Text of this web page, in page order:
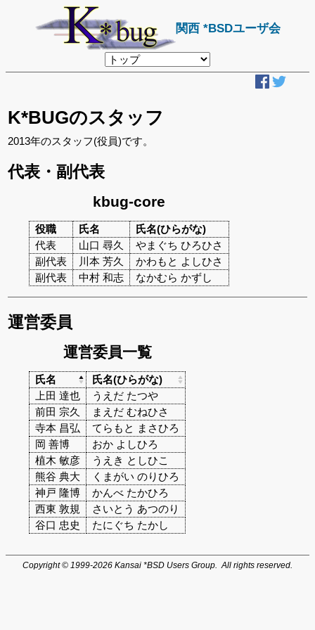
関西 *BSDユーザ会
リ
ン
ー
ジ
K*BUGのスタッフ
2013年のスタッフ(役員)です。
代表・副代表
kbug-core
役職 氏名
氏名(ひらがな)
代表
山口 尋久
やまぐち ひろひさ
副代表
川本 芳久
かわもと よしひさ
副代表
中村 和志 なかむら かずし
運営委員
運営委員一覧
氏名
氏名(ひらがな)
上田 達也
うえだ たつや
前田 宗久
まえだ むねひさ
寺本 昌弘
てらもと まさひろ
岡 善博
おか よしひろ
植木 敏彦
うえき としひこ
熊谷 典大
くまがい のりひろ
神戸 隆博
かんべ たかひろ
西東 敦規
さいとう あつのり
谷口 忠史
たにぐち たかし
Copyright © 1999-2026 Kansai *BSD Users Group. All rights reserved.